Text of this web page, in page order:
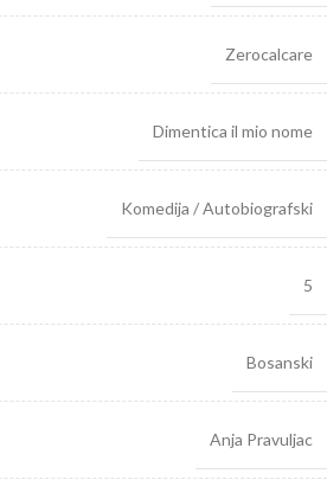
Zerocalcare
Dimentica il mio nome
Komedija / Autobiografski
5
Bosanski
Anja Pravuljac